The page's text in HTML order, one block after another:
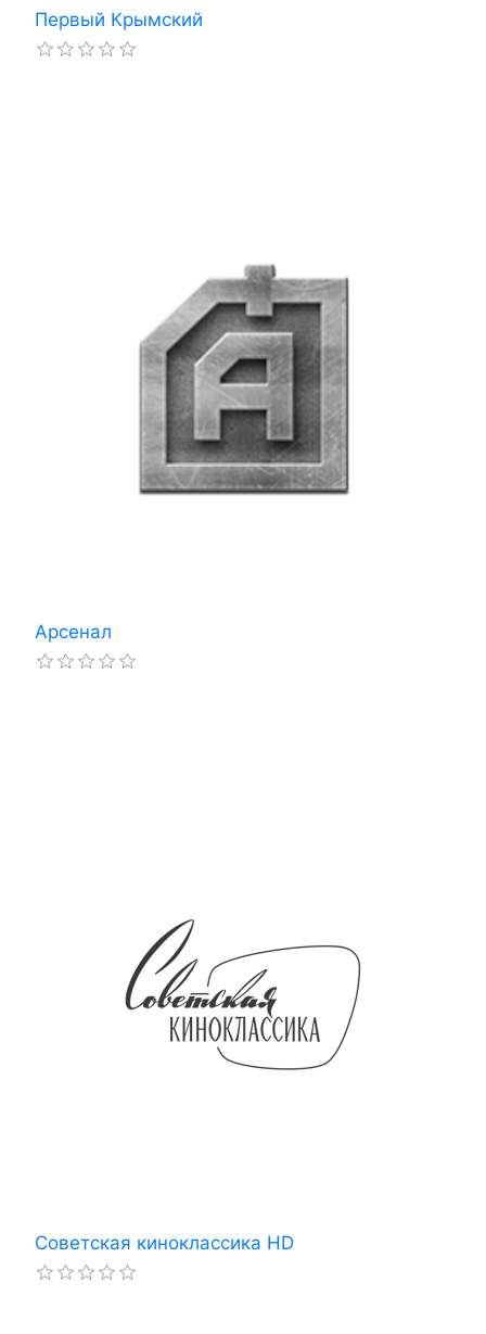
Первый Крымский
Арсенал
Советская киноклассика HD